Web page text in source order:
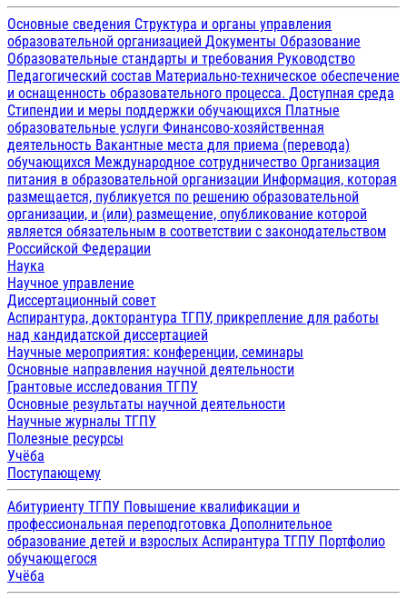
Основные сведения Структура и органы управления
образовательной организацией Документы Образование
Образовательные стандарты и требования Руководство
Педагогический состав Материально-техническое обеспечение
и оснащенность образовательного процесса. Доступная среда
Стипендии и меры поддержки обучающихся Платные
образовательные услуги Финансово-хозяйственная
деятельность Вакантные места для приема (перевода)
обучающихся Международное сотрудничество Организация
питания в образовательной организации Информация, которая
размещается, публикуется по решению образовательной
организации, и (или) размещение, опубликование которой
является обязательным в соответствии с законодательством
Российской Федерации
Наука
Научное управление
Диссертационный совет
Аспирантура, докторантура ТГПУ, прикрепление для работы
над кандидатской диссертацией
Научные мероприятия: конференции, семинары
Основные направления научной деятельности
Грантовые исследования ТГПУ
Основные результаты научной деятельности
Научные журналы ТГПУ
Полезные ресурсы
Учёба
Поступающему
Абитуриенту ТГПУ Повышение квалификации и
профессиональная переподготовка Дополнительное
образование детей и взрослых Аспирантура ТГПУ Портфолио
обучающегося
Учёба